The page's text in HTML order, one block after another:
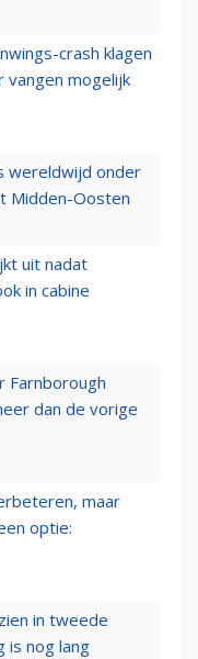
crash klagen
vangen mogelijk
wereldwijd onder
Midden-Oosten
uit nadat
in cabine
Farnborough
dan de vorige
maar
optie:
in tweede
is nog lang